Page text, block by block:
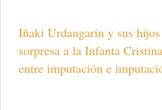
Iñaki Urdangarin y sus
sorpresa a la Infanta
entre imputación e